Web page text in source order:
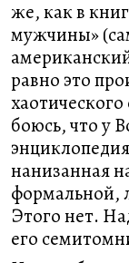
же, как в
мужчины»
равно это
боюсь, что у
нанизанная
формальной,
Этого нет.
его